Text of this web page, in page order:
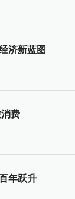
济新蓝图
费
年跃升